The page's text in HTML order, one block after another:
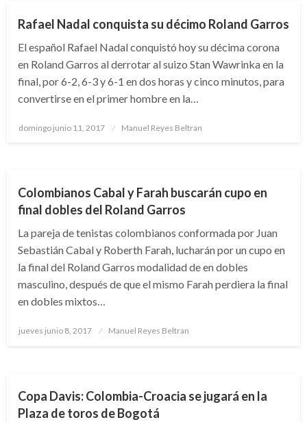
Rafael Nadal conquista su décimo Roland Garros
El español Rafael Nadal conquistó hoy su décima corona
en Roland Garros al derrotar al suizo Stan Wawrinka en la
final, por 6-2, 6-3 y 6-1 en dos horas y cinco minutos, para
convertirse en el primer hombre en la…
Publicado
domingo junio 11, 2017 Manuel Reyes Beltran
Colombianos Cabal y Farah buscarán cupo en
final dobles del Roland Garros
La pareja de tenistas colombianos conformada por Juan
Sebastián Cabal y Roberth Farah, lucharán por un cupo en
la final del Roland Garros modalidad de en dobles
masculino, después de que el mismo Farah perdiera la final
en dobles mixtos…
Publicado
jueves junio 8, 2017 Manuel Reyes Beltran
Copa Davis: Colombia-Croacia se jugará en la
Plaza de toros de Bogotá